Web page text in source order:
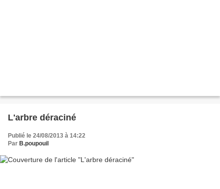
L'arbre déraciné
Publié le 24/08/2013 à 14:22
Par B.poupouil